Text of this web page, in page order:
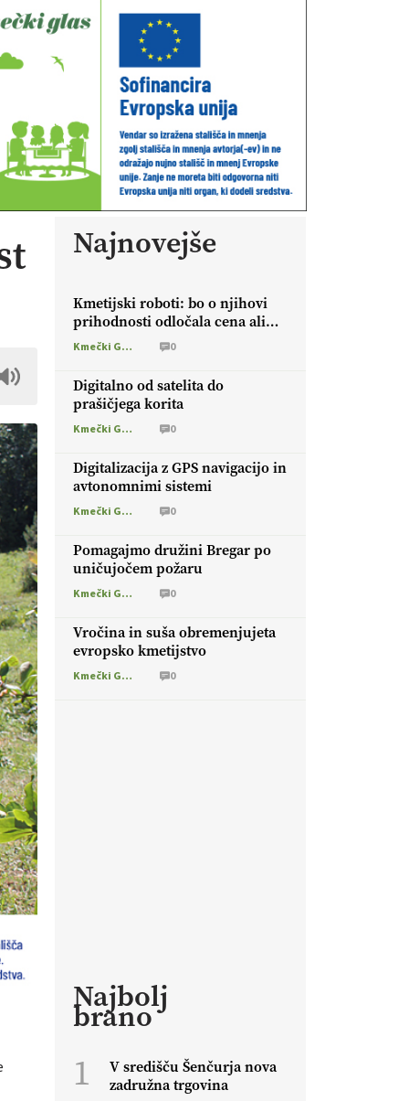
Najnovejše
Kmetijski roboti: bo o njihovi
prihodnosti odločala cena ali
prednosti za kmetijo?
Kmečki Glas 0
Digitalno od satelita do
prašičjega korita
Kmečki Glas 0
Digitalizacija z GPS navigacijo in
avtonomnimi sistemi
Kmečki Glas 0
Pomagajmo družini Bregar po
uničujočem požaru
Kmečki Glas 0
Vročina in suša obremenjujeta
evropsko kmetijstvo
Kmečki Glas 0
Najbolj
brano
1
V središču Šenčurja nova
zadružna trgovina